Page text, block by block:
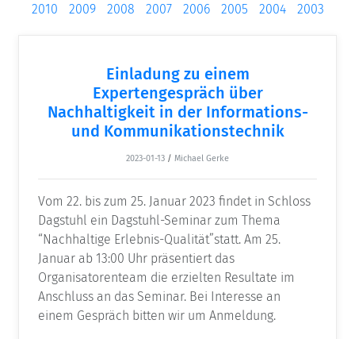
2010
2009 2008 2007 2006 2005 2004 2003
Einladung zu einem
Expertengespräch über
Nachhaltigkeit in der Informations-
und Kommunikationstechnik
2023-01-13 / Michael Gerke
Vom 22. bis zum 25. Januar 2023 findet in Schloss
Dagstuhl ein Dagstuhl-Seminar zum Thema
“Nachhaltige Erlebnis-Qualität”statt. Am 25.
Januar ab 13:00 Uhr präsentiert das
Organisatorenteam die erzielten Resultate im
Anschluss an das Seminar. Bei Interesse an
einem Gespräch bitten wir um Anmeldung.